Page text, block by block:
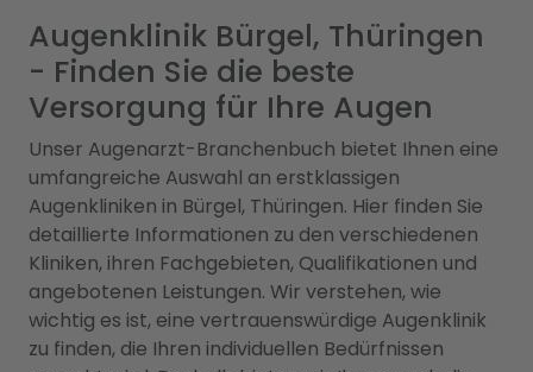
Augenklinik Bürgel, Thüringen
- Finden Sie die beste
Versorgung für Ihre Augen
Unser Augenarzt-Branchenbuch bietet Ihnen eine
umfangreiche Auswahl an erstklassigen
Augenkliniken in Bürgel, Thüringen. Hier finden Sie
detaillierte Informationen zu den verschiedenen
Kliniken, ihren Fachgebieten, Qualifikationen und
angebotenen Leistungen. Wir verstehen, wie
wichtig es ist, eine vertrauenswürdige Augenklinik
zu finden, die Ihren individuellen Bedürfnissen